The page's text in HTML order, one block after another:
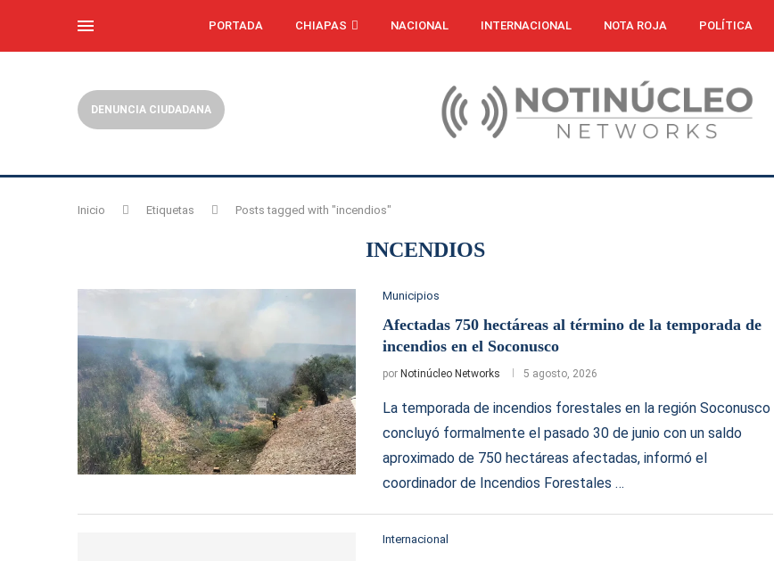
PORTADA CHIAPAS NACIONAL INTERNACIONAL NOTA ROJA POLÍTICA
DENUNCIA CIUDADANA
Inicio Etiquetas Posts tagged with "incendios"
INCENDIOS
Municipios
Afectadas 750 hectáreas al término de la temporada de
incendios en el Soconusco
por Notinúcleo Networks 5 agosto, 2026
La temporada de incendios forestales en la región Soconusco
concluyó formalmente el pasado 30 de junio con un saldo
aproximado de 750 hectáreas afectadas, informó el
coordinador de Incendios Forestales …
Internacional